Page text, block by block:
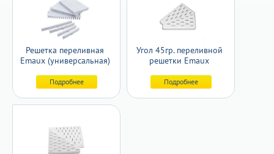
Решетка переливная
Emaux (универсальная)
Подробнее
Угол 45гр. переливной
решетки Emaux
Подробнее